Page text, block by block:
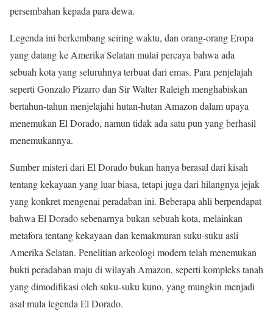
persembahan kepada para dewa.
Legenda ini berkembang seiring waktu, dan orang-orang Eropa
yang datang ke Amerika Selatan mulai percaya bahwa ada
sebuah kota yang seluruhnya terbuat dari emas. Para penjelajah
seperti Gonzalo Pizarro dan Sir Walter Raleigh menghabiskan
bertahun-tahun menjelajahi hutan-hutan Amazon dalam upaya
menemukan El Dorado, namun tidak ada satu pun yang berhasil
menemukannya.
Sumber misteri dari El Dorado bukan hanya berasal dari kisah
tentang kekayaan yang luar biasa, tetapi juga dari hilangnya jejak
yang konkret mengenai peradaban ini. Beberapa ahli berpendapat
bahwa El Dorado sebenarnya bukan sebuah kota, melainkan
metafora tentang kekayaan dan kemakmuran suku-suku asli
Amerika Selatan. Penelitian arkeologi modern telah menemukan
bukti peradaban maju di wilayah Amazon, seperti kompleks tanah
yang dimodifikasi oleh suku-suku kuno, yang mungkin menjadi
asal mula legenda El Dorado.